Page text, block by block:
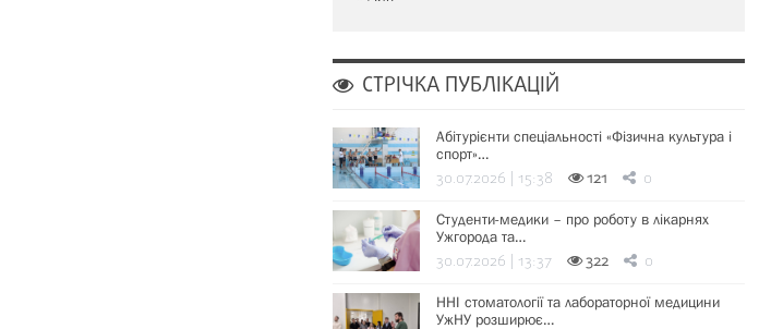
СТРІЧКА ПУБЛІКАЦІЙ
Абітурієнти спеціальності «Фізична культура і
спорт»…
30.07.2026 | 15:38 121 0
Студенти-медики – про роботу в лікарнях
Ужгорода та…
30.07.2026 | 13:37 322 0
ННІ стоматології та лабораторної медицини
УжНУ розширює…